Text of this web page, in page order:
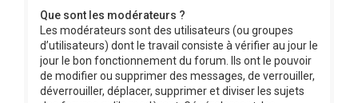
Que sont les modérateurs ?
Les modérateurs sont des utilisateurs (ou groupes
d’utilisateurs) dont le travail consiste à vérifier au jour le
jour le bon fonctionnement du forum. Ils ont le pouvoir
de modifier ou supprimer des messages, de verrouiller,
déverrouiller, déplacer, supprimer et diviser les sujets